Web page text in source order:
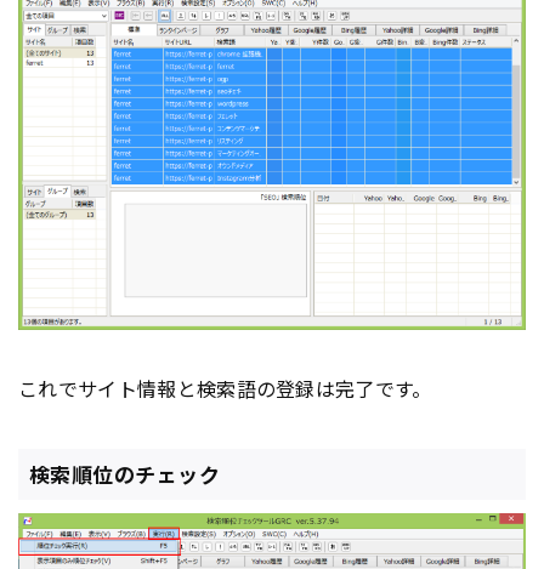
これでサイト情報と検索語の登録は完了です。
検索順位のチェック